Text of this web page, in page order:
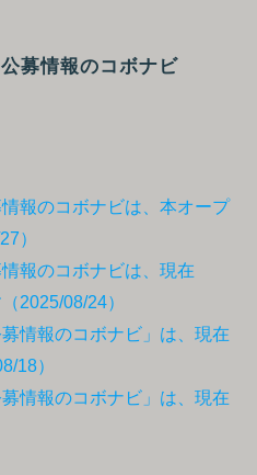
募情報のコボナビ
報のコボナビは、本オープ
）
報のコボナビは、現在
2025/08/24）
情報のコボナビ」は、現在
18）
情報のコボナビ」は、現在